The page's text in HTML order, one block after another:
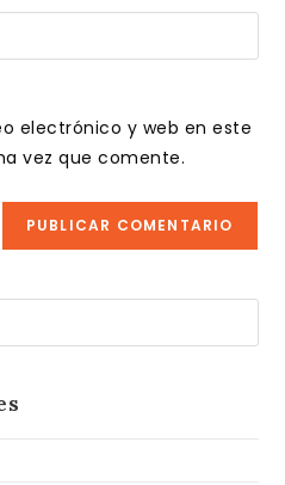
electrónico y web en este
vez que comente.